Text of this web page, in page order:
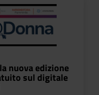
nuova edizione
sul digitale